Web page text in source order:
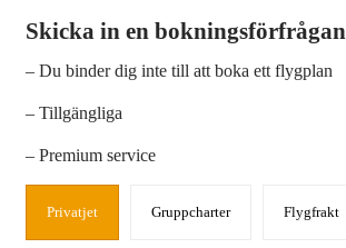
Skicka in en bokningsförfrågan
– Du binder dig inte till att boka ett flygplan
– Tillgängliga
– Premium service
Privatjet Gruppcharter Flygfrakt